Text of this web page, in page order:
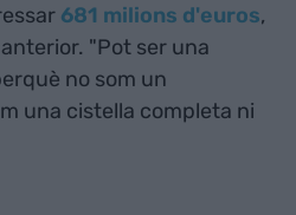
681 milions d'euros,
"Pot ser una
no som un
una cistella completa ni